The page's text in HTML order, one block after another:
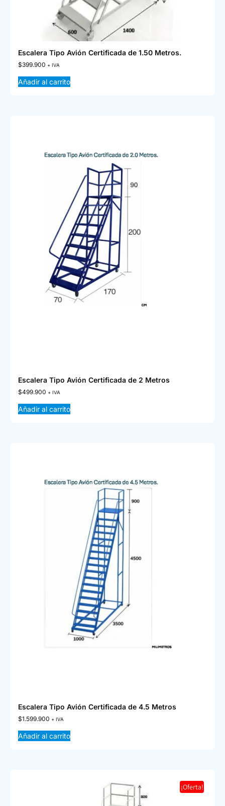
Escalera Tipo Avión Certificada de 1.50 Metros.
$399.900 + IVA
Añadir al carrito
Escalera Tipo Avión Certificada de 2 Metros
$499.900 + IVA
Añadir al carrito
Escalera Tipo Avión Certificada de 4.5 Metros
$1.599.900 + IVA
Añadir al carrito
¡Oferta!